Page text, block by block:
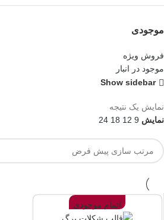
موجودی
فروش ویژه
موجود در انبار
Show sidebar
نمایش یک نتیجه
نمایش 9
12
18
24
اتمام موجودی